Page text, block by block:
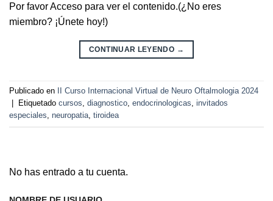
Por favor Acceso para ver el contenido.(¿No eres
miembro? ¡Únete hoy!)
CONTINUAR LEYENDO →
Publicado en
II Curso Internacional Virtual de Neuro Oftalmologia 2024
Etiquetado cursos diagnostico endocrinologicas invitados
especiales neuropatia tiroidea
No has entrado a tu cuenta.